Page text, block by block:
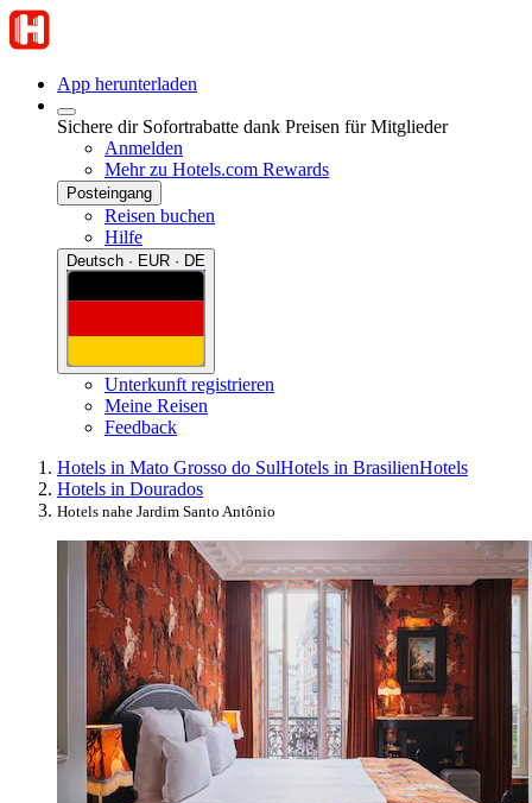
App herunterladen
Sichere dir Sofortrabatte dank Preisen für Mitglieder
Anmelden
Mehr zu Hotels.com Rewards
Posteingang
Reisen buchen
Hilfe
Deutsch · EUR · DE
Unterkunft registrieren
Meine Reisen
Feedback
Hotels in Mato Grosso do SulHotels in BrasilienHotels
Hotels in Dourados
Hotels nahe Jardim Santo Antônio